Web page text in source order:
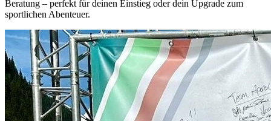
Beratung – perfekt für deinen Einstieg oder dein Upgrade zum
sportlichen Abenteuer.